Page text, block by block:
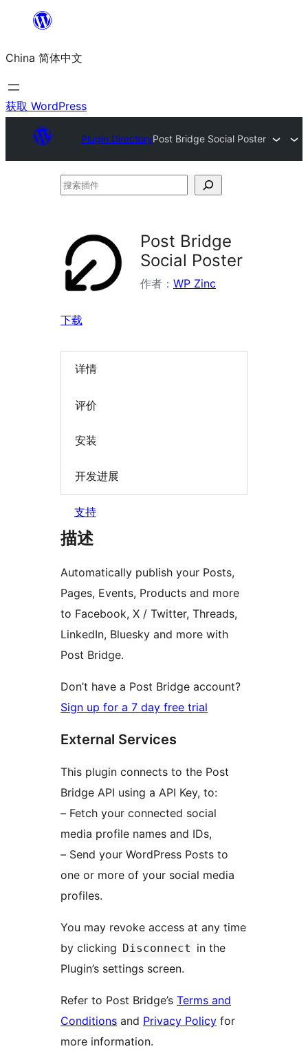
内
容
China 简体中文
获取 WordPress
Plugin DirectoryPost Bridge Social Poster
搜
件
Post Bridge
Social Poster
作者： WP Zinc
下载
详情
评价
安装
开发进展
支持
描述
Automatically publish your Posts,
Pages, Events, Products and more
to Facebook, X / Twitter, Threads,
LinkedIn, Bluesky and more with
Post Bridge.
Don’t have a Post Bridge account?
Sign up for a 7 day free trial
External Services
This plugin connects to the Post
Bridge API using a API Key, to:
– Fetch your connected social
media profile names and IDs,
– Send your WordPress Posts to
one or more of your social media
profiles.
You may revoke access at any time
by clicking Disconnect in the
Plugin’s settings screen.
Refer to Post Bridge’s Terms and
Conditions and Privacy Policy for
more information.